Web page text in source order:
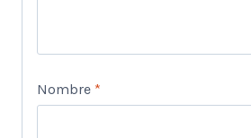
Nombre *